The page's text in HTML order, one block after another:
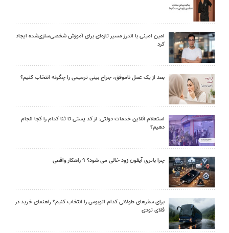
امین امینی با اندرز مسیر تازه‌ای برای آموزش شخصی‌سازی‌شده ایجاد
کرد
بعد از یک عمل ناموفق، جراح بینی ترمیمی را چگونه انتخاب کنیم؟
استعلام آنلاین خدمات دولتی: از کد پستی تا ثنا کدام را کجا انجام
دهیم؟
چرا باتری آیفون زود خالی می شود؟ ۹ راهکار واقعی
برای سفرهای طولانی کدام اتوبوس را انتخاب کنیم؟ راهنمای خرید در
فلای تودی